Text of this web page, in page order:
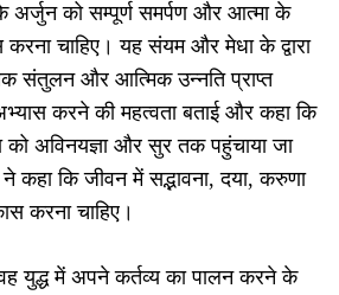
अर्जुन को सम्पूर्ण समर्पण और आत्मा के
करना चाहिए। यह संयम और मेधा के द्वारा
संतुलन और आत्मिक उन्नति प्राप्त
करने की महत्वता बताई और कहा कि
को अविनयज्ञा और सुर तक पहुंचाया जा
कहा कि जीवन में सद्भावना, दया, करुणा
करना चाहिए।
युद्ध में अपने कर्तव्य का पालन करने के